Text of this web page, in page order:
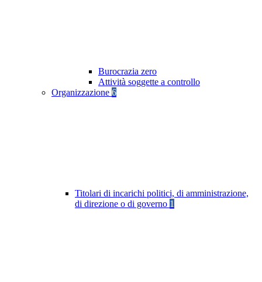
Burocrazia zero
Attività soggette a controllo
Organizzazione 6
Titolari di incarichi politici, di amministrazione,
di direzione o di governo 1